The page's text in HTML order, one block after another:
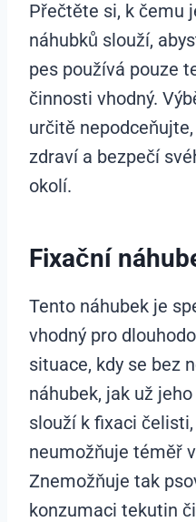
Přečtěte si, k čemu
náhubků slouží,
pes používá pouze
činnosti vhodný.
určitě
zdraví a bezpečí
okolí.
Fixační
Tento náhubek je
vhodný pro
situace, kdy se bez
náhubek, jak už
slouží k fixaci
neumožňuje téměř
Znemožňuje tak
konzumaci tekutin